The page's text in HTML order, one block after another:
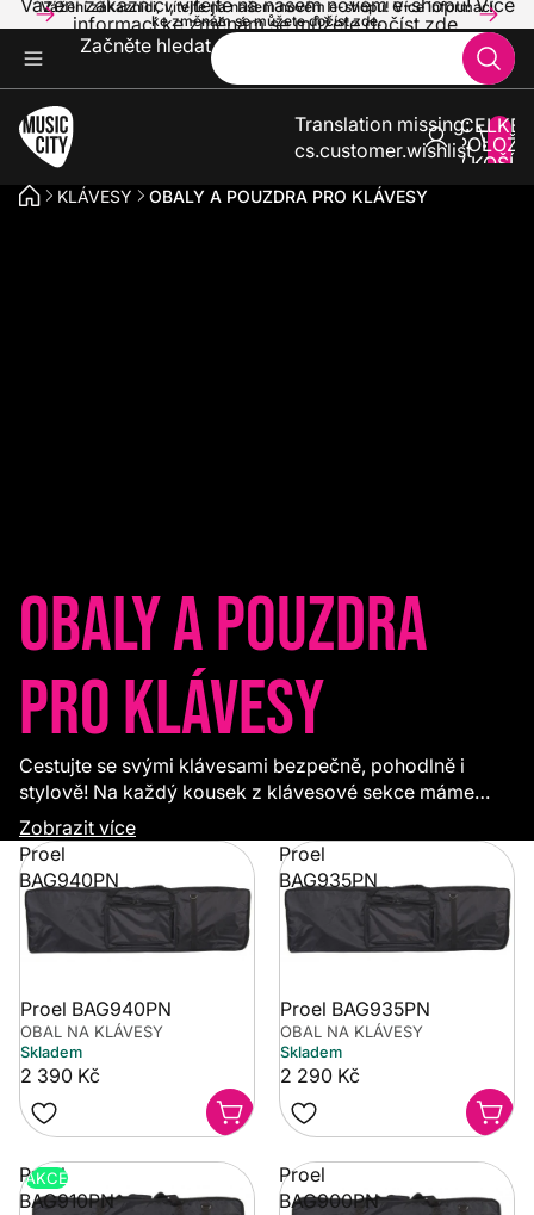
Vážení zákazníci, vítejte na našem novém e-shopu! Více informací
ke změnám se můžete dočíst zde.
Vážení zákazníci, vítejte na našem novém e-shopu! Více
informací ke změnám se můžete dočíst zde.
Začněte hledat
Translation missing:
cs.customer.wishlist
V
KLÁVESY OBALY A POUZDRA PRO KLÁVESY
Obaly a pouzdra
pro klávesy
Cestujte se svými klávesami bezpečně, pohodlně i
stylově! Na každý kousek z klávesové sekce máme
slušivý kabát – pevné a odolné pouzdro, které je
spolehlivě ochrání před úrazem, a to nejen na cestách.
Vše v různých barvách i materiálech, v tradičním
provedení i ve stylu poslední módy. Na větší kousky
pořiďte obal s kolečky, budou se hodit.
Zobrazit více
Proel
BAG940PN
Proel BAG940PN
OBAL NA KLÁVESY
Skladem
2 390 Kč
Proel
BAG935PN
Proel BAG935PN
OBAL NA KLÁVESY
Skladem
2 290 Kč
Proel
BAG910PN
AKCE
Proel
BAG900PN